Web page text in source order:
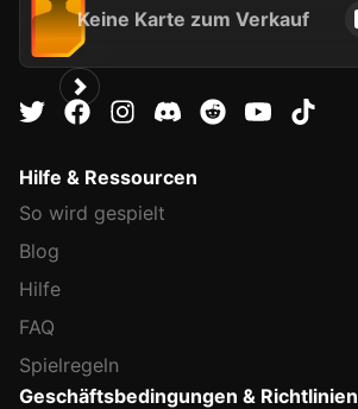
Keine Karte zum Verkauf
Hilfe & Ressourcen
So wird gespielt
Blog
Hilfe
FAQ
Spielregeln
Geschäftsbedingungen & Richtlinien